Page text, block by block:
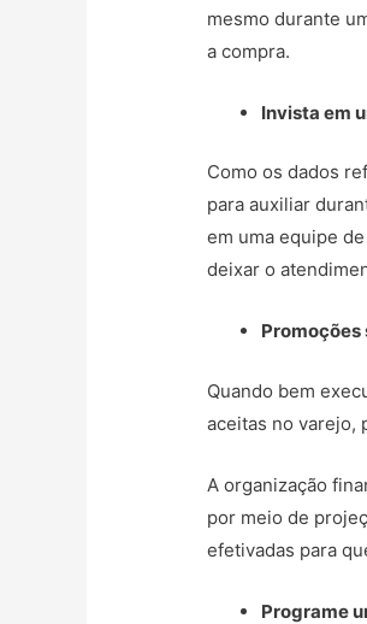
mesmo durante
a compra.
Invista em
Como os dados
para auxiliar
em uma equipe
deixar o
Quando bem
aceitas no varejo,
A organização
por meio de
efetivadas para
Programe